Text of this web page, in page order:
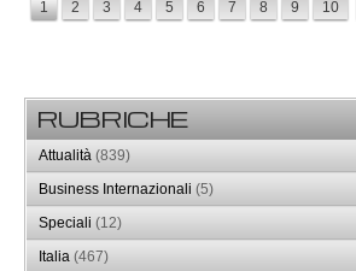
1 2 3 4 5 6 7 8 9 10
RUBRICHE
Attualità (839)
Business Internazionali (5)
Speciali (12)
Italia (467)